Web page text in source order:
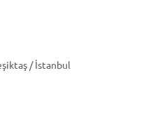
/ İstanbul